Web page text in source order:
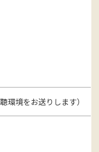
環境をお送りします）